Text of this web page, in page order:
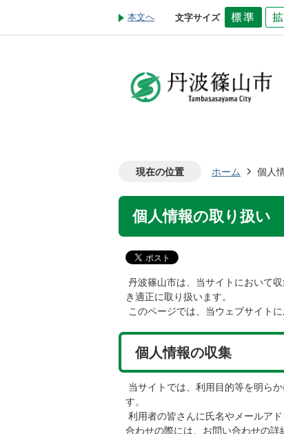
本文へ 文字サイズ
現在の位置 ホーム 個人
個人情報の取り扱い
丹波篠山市は、当サイトにおいて
き適正に取り扱います。
このページでは、当ウェブサイト
個人情報の収集
当サイトでは、利用目的等を明ら
す。
利用者の皆さんに氏名やメールア
合わせの際には、お問い合わせの